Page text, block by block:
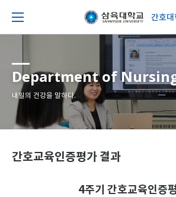
간호대
Department of
내일의 건강을 말하다.
간호교육인증평가 결과
4주기 간호교육인증